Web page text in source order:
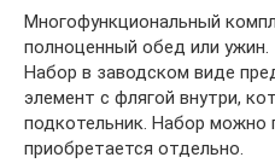
Многофункциональный
полноценный обед или ужин.
Набор в заводском виде
элемент с флягой внутри,
подкотельник. Набор можно
приобретается отдельно.